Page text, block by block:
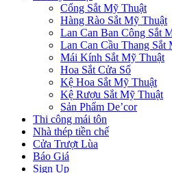
Cổng Sắt Mỹ Thuật
Hàng Rào Sắt Mỹ Thuật
Lan Can Ban Công Sắt
Lan Can Cầu Thang Sắt
Mái Kính Sắt Mỹ Thuật
Hoa Sắt Cửa Sổ
Kệ Hoa Sắt Mỹ Thuật
Kệ Rượu Sắt Mỹ Thuật
Sản Phẩm De’cor
Thi công mái tôn
Nhà thép tiền chế
Cửa Trượt Lùa
Báo Giá
Sign Up